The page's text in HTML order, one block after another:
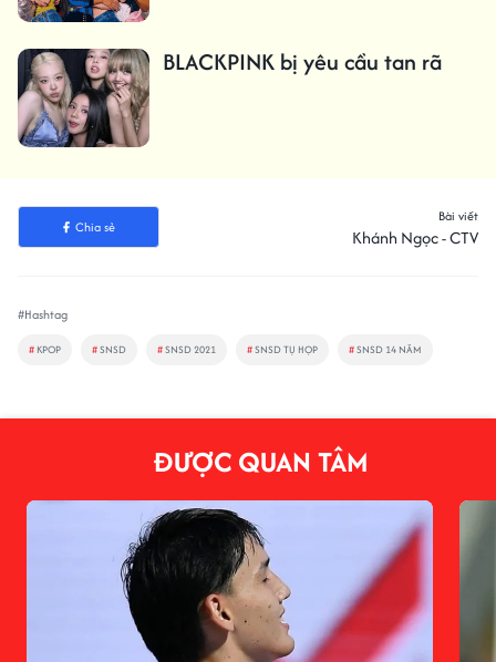
BLACKPINK bị yêu cầu tan rã
Chia sẻ
Bài viết
Khánh Ngọc - CTV
#Hashtag
# KPOP #SNSD #SNSD 2021 #SNSD TỤ HỌP #SNSD 14 NĂM
ĐƯỢC QUAN TÂM